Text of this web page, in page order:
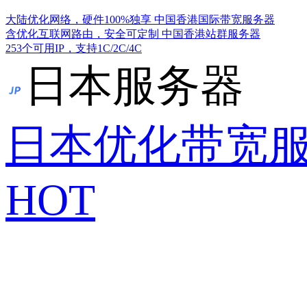
大陆优化网络，硬件100%独享 中国香港国际带宽服务器
含优化互联网路由，安全可定制 中国香港站群服务器
253个可用IP，支持1C/2C/4C
日本服务器
日本优化带宽
HOT